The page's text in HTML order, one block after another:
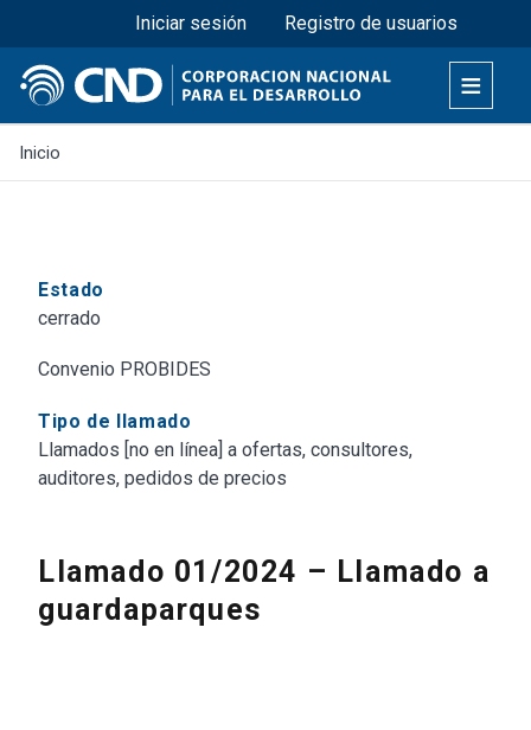
Pasar
al
contenido
principal
Menú superior
Iniciar sesión Registro de usuarios
Inicio
Estado
cerrado
Convenio PROBIDES
Tipo de llamado
Llamados [no en línea] a ofertas, consultores,
auditores, pedidos de precios
Llamado 01/2024 – Llamado a
guardaparques